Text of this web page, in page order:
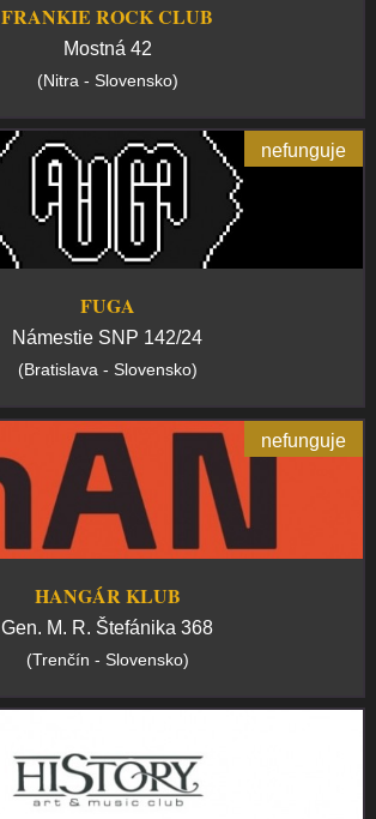
FRANKIE ROCK CLUB
Mostná 42
(Nitra - Slovensko)
nefunguje
FUGA
Námestie SNP 142/24
(Bratislava - Slovensko)
nefunguje
HANGÁR KLUB
Gen. M. R. Štefánika 368
(Trenčín - Slovensko)